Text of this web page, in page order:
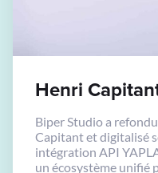
Henri
Biper Studio a
Capitant et digitalisé
intégration API
un écosystème unifié